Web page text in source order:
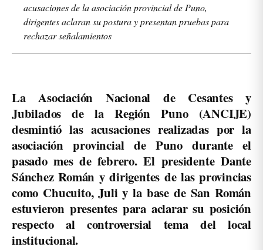
acusaciones de la asociación provincial de Puno,
dirigentes aclaran su postura y presentan pruebas para
rechazar señalamientos
La Asociación Nacional de Cesantes y
Jubilados de la Región Puno (ANCIJE)
desmintió las acusaciones realizadas por la
asociación provincial de Puno durante el
pasado mes de febrero. El presidente Dante
Sánchez Román y dirigentes de las provincias
como Chucuito, Juli y la base de San Román
estuvieron presentes para aclarar su posición
respecto al controversial tema del local
institucional.